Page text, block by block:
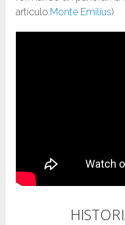
artículo:Monte Emilius)